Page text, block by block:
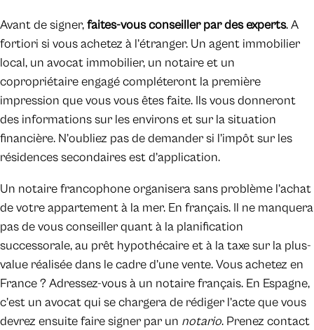
Avant de signer,faites-vous conseiller par des experts. A
fortiori si vous achetez à l’étranger. Un agent immobilier
local, un avocat immobilier, un notaire et un
copropriétaire engagé compléteront la première
impression que vous vous êtes faite. Ils vous donneront
des informations sur les environs et sur la situation
financière. N’oubliez pas de demander si l’impôt sur les
résidences secondaires est d’application.
Un notaire francophone organisera sans problème l’achat
de votre appartement à la mer. En français. Il ne manquera
pas de vous conseiller quant à la planification
successorale, au prêt hypothécaire et à la taxe sur la plus-
value réalisée dans le cadre d’une vente. Vous achetez en
France ? Adressez-vous à un notaire français. En Espagne,
c’est un avocat qui se chargera de rédiger l’acte que vous
devrez ensuite faire signer par un notario. Prenez contact